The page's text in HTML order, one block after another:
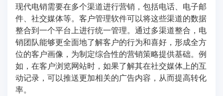
现代电销需要在多个渠道进行营销，包括电话、电子邮
件、社交媒体等。客户管理软件可以将这些渠道的数据
整合到一个平台上进行统一管理。通过多渠道整合，电
销团队能够更全面地了解客户的行为和喜好，形成全方
位的客户画像，为制定综合性的营销策略提供基础。例
如，在客户浏览网站时，如果了解其在社交媒体上的互
动记录，可以推送更加相关的广告内容，从而提高转化
率。